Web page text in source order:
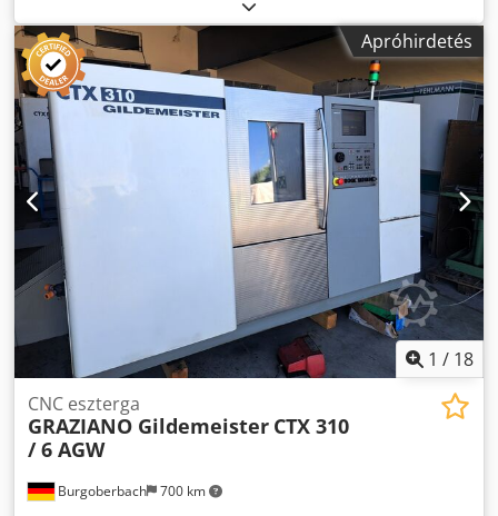
tengelyek száma: 3 Forgási sebesség tartomány: 0 - 5000
ford./perc Meghajtási teljesítmény: 16,5 / 11 kW
Gyorsmozgási sebesség: 30 m/perc Djdpfx Aezr Rntjf Sokr
A revolverfejben található szerszámtartók száma: 12 VDI 30
Ebből a meghajtott állomások száma: 6 Meghajtott
szerszámok forgási sebessége: 4500 ford./perc Meghajtott
szerszámon a meghajtási teljesítmény: 8,4 kW Centrozó:
Igen Súly: 3,2 t Méretek (H x Sz x M): 4,4 x 2,05 x 1,8 m CNC
forgácsoló gép, meghajtott szerszámokkal Mindössze 3950
orsóóra! Tartozékok: - Forgácsleválasztó - 3-állkapcsos
tokmány, Kitagawa, Ø 210 mm - Különféle VDI 30
szerszámtartók - 1 + 1 db meghajtott szerszámtartó -
Automatikusan mozgatható centrozó - DMG SLIMline és
ShopTurn - Jelzőlámpa - Szerszámérintő kar -
Programozható centrozó
Apróhirdetés
1 / 18
Burgoberbach 700 km
CNC eszterga
GRAZIANO Gildemeister CTX 310
/ 6 AGW